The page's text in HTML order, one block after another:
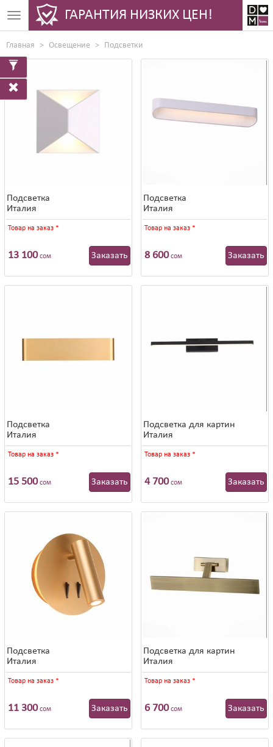
Toggle
navigation
ГАРАНТИЯ НИЗКИХ ЦЕН!
Главная Освещение Подсветки
Подсветка
Италия
Товар на заказ *
13 100сом Заказать
Подсветка
Италия
Товар на заказ *
8 600сом Заказать
Подсветка
Италия
Товар на заказ *
15 500сом Заказать
Подсветка для картин
Италия
Товар на заказ *
4 700сом Заказать
Подсветка
Италия
Товар на заказ *
11 300сом Заказать
Подсветка для картин
Италия
Товар на заказ *
6 700сом Заказать